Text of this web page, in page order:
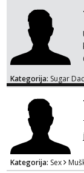
Kategorija: Sugar
Kategorija: Sex